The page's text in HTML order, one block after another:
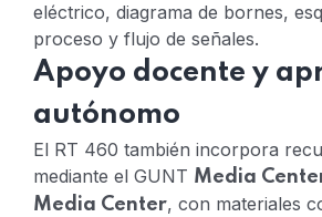
eléctrico, diagrama de bornes,
proceso y flujo de señales.
Apoyo docente y
autónomo
El RT 460 también incorpora
mediante el GUNT Media
Media Center, con materiales